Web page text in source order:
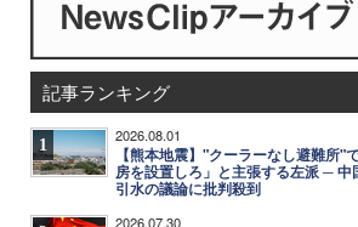
記事ランキング
1 2026.08.01
【熊本地震】"クーラーなし避難所"
房を設置しろ」と主張する左派 ─ 中
引水の議論に批判殺到
2026.07.30